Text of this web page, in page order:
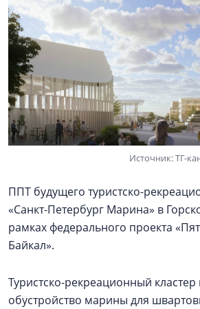
Источник: ТГ-
ППТ будущего туристско-
«Санкт-Петербург Марина» в
рамках федерального проекта
Байкал».
Туристско-рекреационный кластер
обустройство марины для